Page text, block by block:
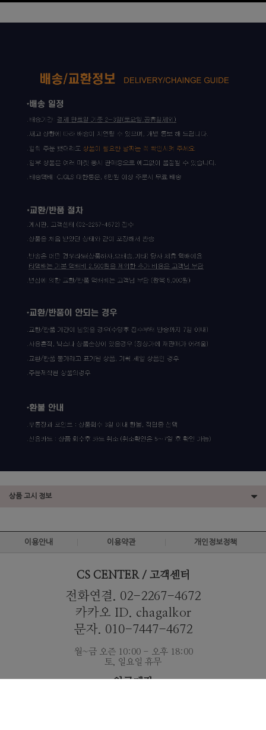
상품 고시 정보
이용안내 이용약관 개인정보정책
CS CENTER / 고객센터
전화연결. 02-2267-4672
카카오 ID. chagalkor
문자. 010-7447-4672
월~금 오즌 10:00 - 오후 18:00
토, 일요일 휴무